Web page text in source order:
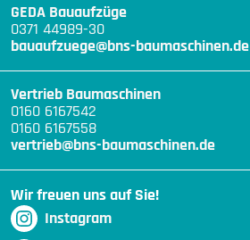
GEDA Bauaufzüge
0371 44989-30
bauaufzuege@bns-baumaschinen.de
Vertrieb Baumaschinen
0160 6167542
0160 6167558
vertrieb@bns-baumaschinen.de
Wir freuen uns auf Sie!
Instagram